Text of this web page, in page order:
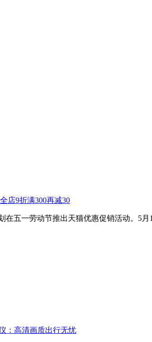
店9折满300再减30
五一劳动节推出天猫优惠促销活动。5
：高清画质出行无忧